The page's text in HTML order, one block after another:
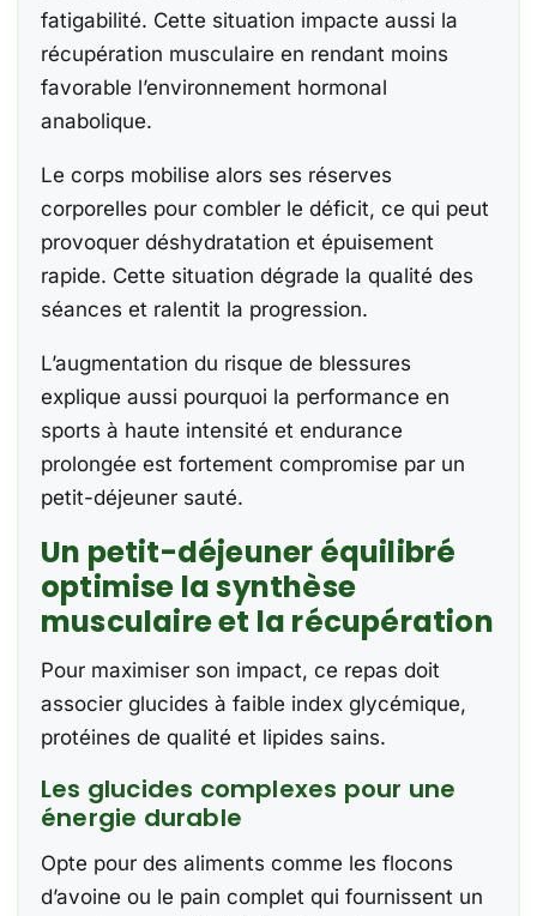
fatigabilité. Cette situation impacte aussi la
récupération musculaire en rendant moins
favorable l’environnement hormonal
anabolique.
Le corps mobilise alors ses réserves
corporelles pour combler le déficit, ce qui peut
provoquer déshydratation et épuisement
rapide. Cette situation dégrade la qualité des
séances et ralentit la progression.
L’augmentation du risque de blessures
explique aussi pourquoi la performance en
sports à haute intensité et endurance
prolongée est fortement compromise par un
petit-déjeuner sauté.
Un petit-déjeuner équilibré
optimise la synthèse
musculaire et la récupération
Pour maximiser son impact, ce repas doit
associer glucides à faible index glycémique,
protéines de qualité et lipides sains.
Les glucides complexes pour une
énergie durable
Opte pour des aliments comme les flocons
d’avoine ou le pain complet qui fournissent un